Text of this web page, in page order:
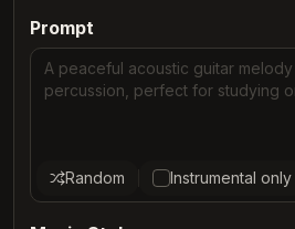
Prompt
Random Instrumental only